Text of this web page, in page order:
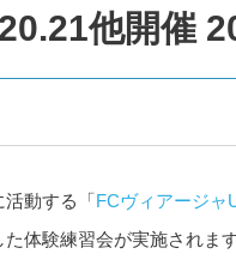
他開催
活動する「FCヴィアージャ
体験練習会が実施されます